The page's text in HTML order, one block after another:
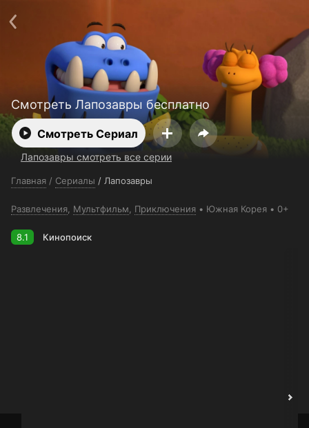
Смотреть Лапозавры бесплатно
Смотреть Сериал
Лапозавры смотреть все серии
Главная / Сериалы / Лапозавры
Развлечения Мультфильм Приключения Южная Корея 0+
8.1 Кинопоиск
Пользовательское соглашение
Политика конфиденциальности
Для партнёров
Открыть приложение
Ввести промокод
Установить на ТВ
Бесплатные каналы Контакты